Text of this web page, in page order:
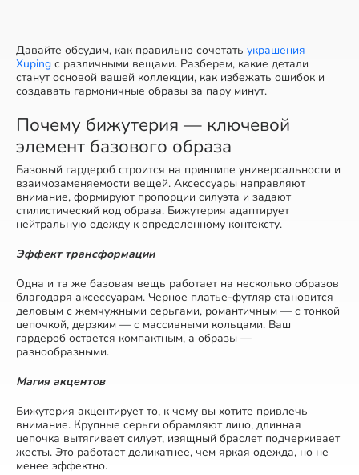
Давайте обсудим, как правильно сочетать украшения
Xuping с различными вещами. Разберем, какие детали
станут основой вашей коллекции, как избежать ошибок и
создавать гармоничные образы за пару минут.
Почему бижутерия — ключевой
элемент базового образа
Базовый гардероб строится на принципе универсальности и
взаимозаменяемости вещей. Аксессуары направляют
внимание, формируют пропорции силуэта и задают
стилистический код образа. Бижутерия адаптирует
нейтральную одежду к определенному контексту.
Эффект трансформации
Одна и та же базовая вещь работает на несколько образов
благодаря аксессуарам. Черное платье-футляр становится
деловым с жемчужными серьгами, романтичным — с тонкой
цепочкой, дерзким — с массивными кольцами. Ваш
гардероб остается компактным, а образы —
разнообразными.
Магия акцентов
Бижутерия акцентирует то, к чему вы хотите привлечь
внимание. Крупные серьги обрамляют лицо, длинная
цепочка вытягивает силуэт, изящный браслет подчеркивает
жесты. Это работает деликатнее, чем яркая одежда, но не
менее эффектно.